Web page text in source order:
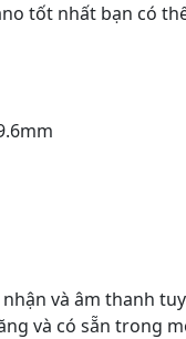
tốt nhất bạn có
và âm thanh
và có sẵn trong